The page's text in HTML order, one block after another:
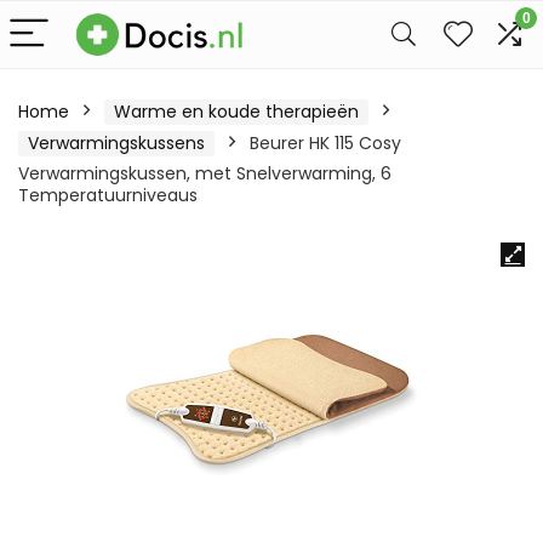
0
Home
Warme en koude therapieën
Verwarmingskussens
Beurer HK 115 Cosy
Verwarmingskussen, met Snelverwarming, 6
Temperatuurniveaus